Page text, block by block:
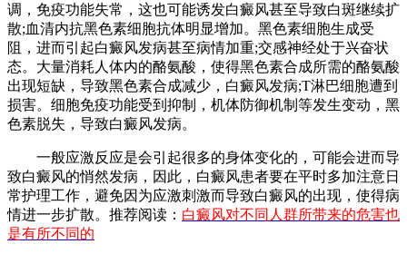
调，免疫功能失常，这也可能诱发白癜风甚至导致白斑继续扩
散;血清内抗黑色素细胞抗体明显增加。黑色素细胞生成受
阻，进而引起白癜风发病甚至病情加重;交感神经处于兴奋状
态。大量消耗人体内的酪氨酸，使得黑色素合成所需的酪氨酸
出现短缺，导致黑色素合成减少，白癜风发病;T淋巴细胞遭到
损害。细胞免疫功能受到抑制，机体防御机制等发生变动，黑
色素脱失，导致白癜风发病。
一般应激反应是会引起很多的身体变化的，可能会进而导
致白癜风的悄然发病，因此，白癜风患者要在平时多加注意日
常护理工作，避免因为应激刺激而导致白癜风的出现，使得病
情进一步扩散。推荐阅读： 白癜风对不同人群所带来的危害也
是有所不同的